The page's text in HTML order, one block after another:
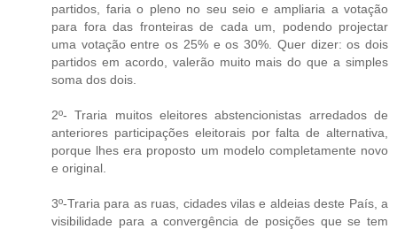
partidos, faria o pleno no seu seio e ampliaria a votação
para fora das fronteiras de cada um, podendo projectar
uma votação entre os 25% e os 30%. Quer dizer: os dois
partidos em acordo, valerão muito mais do que a simples
soma dos dois.
2º- Traria muitos eleitores abstencionistas arredados de
anteriores participações eleitorais por falta de alternativa,
porque lhes era proposto um modelo completamente novo
e original.
3º-Traria para as ruas, cidades vilas e aldeias deste País, a
visibilidade para a convergência de posições que se tem